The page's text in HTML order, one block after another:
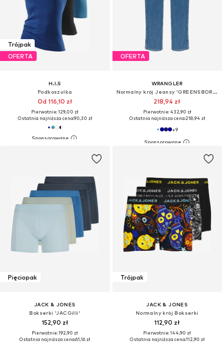
Trójpak
OFERTA
H.I.S
Podkoszulka
Od 116,10 zł
Pierwotnie: 129,00 zł
Ostatnia najniższa cena:90,30 zł
OFERTA
WRANGLER
Normalny krój Jeansy 'GREENSBORO'
218,94 zł
Pierwotnie: 432,90 zł
Ostatnia najniższa cena:218,94 zł
+9
Pięciopak
JACK & JONES
Bokserki 'JACGilli'
152,90 zł
Pierwotnie: 192,90 zł
Ostatnia najniższa cena:61,16 zł
Trójpak
JACK & JONES
Normalny krój Bokserki
112,90 zł
Pierwotnie: 144,90 zł
Ostatnia najniższa cena:112,90 zł